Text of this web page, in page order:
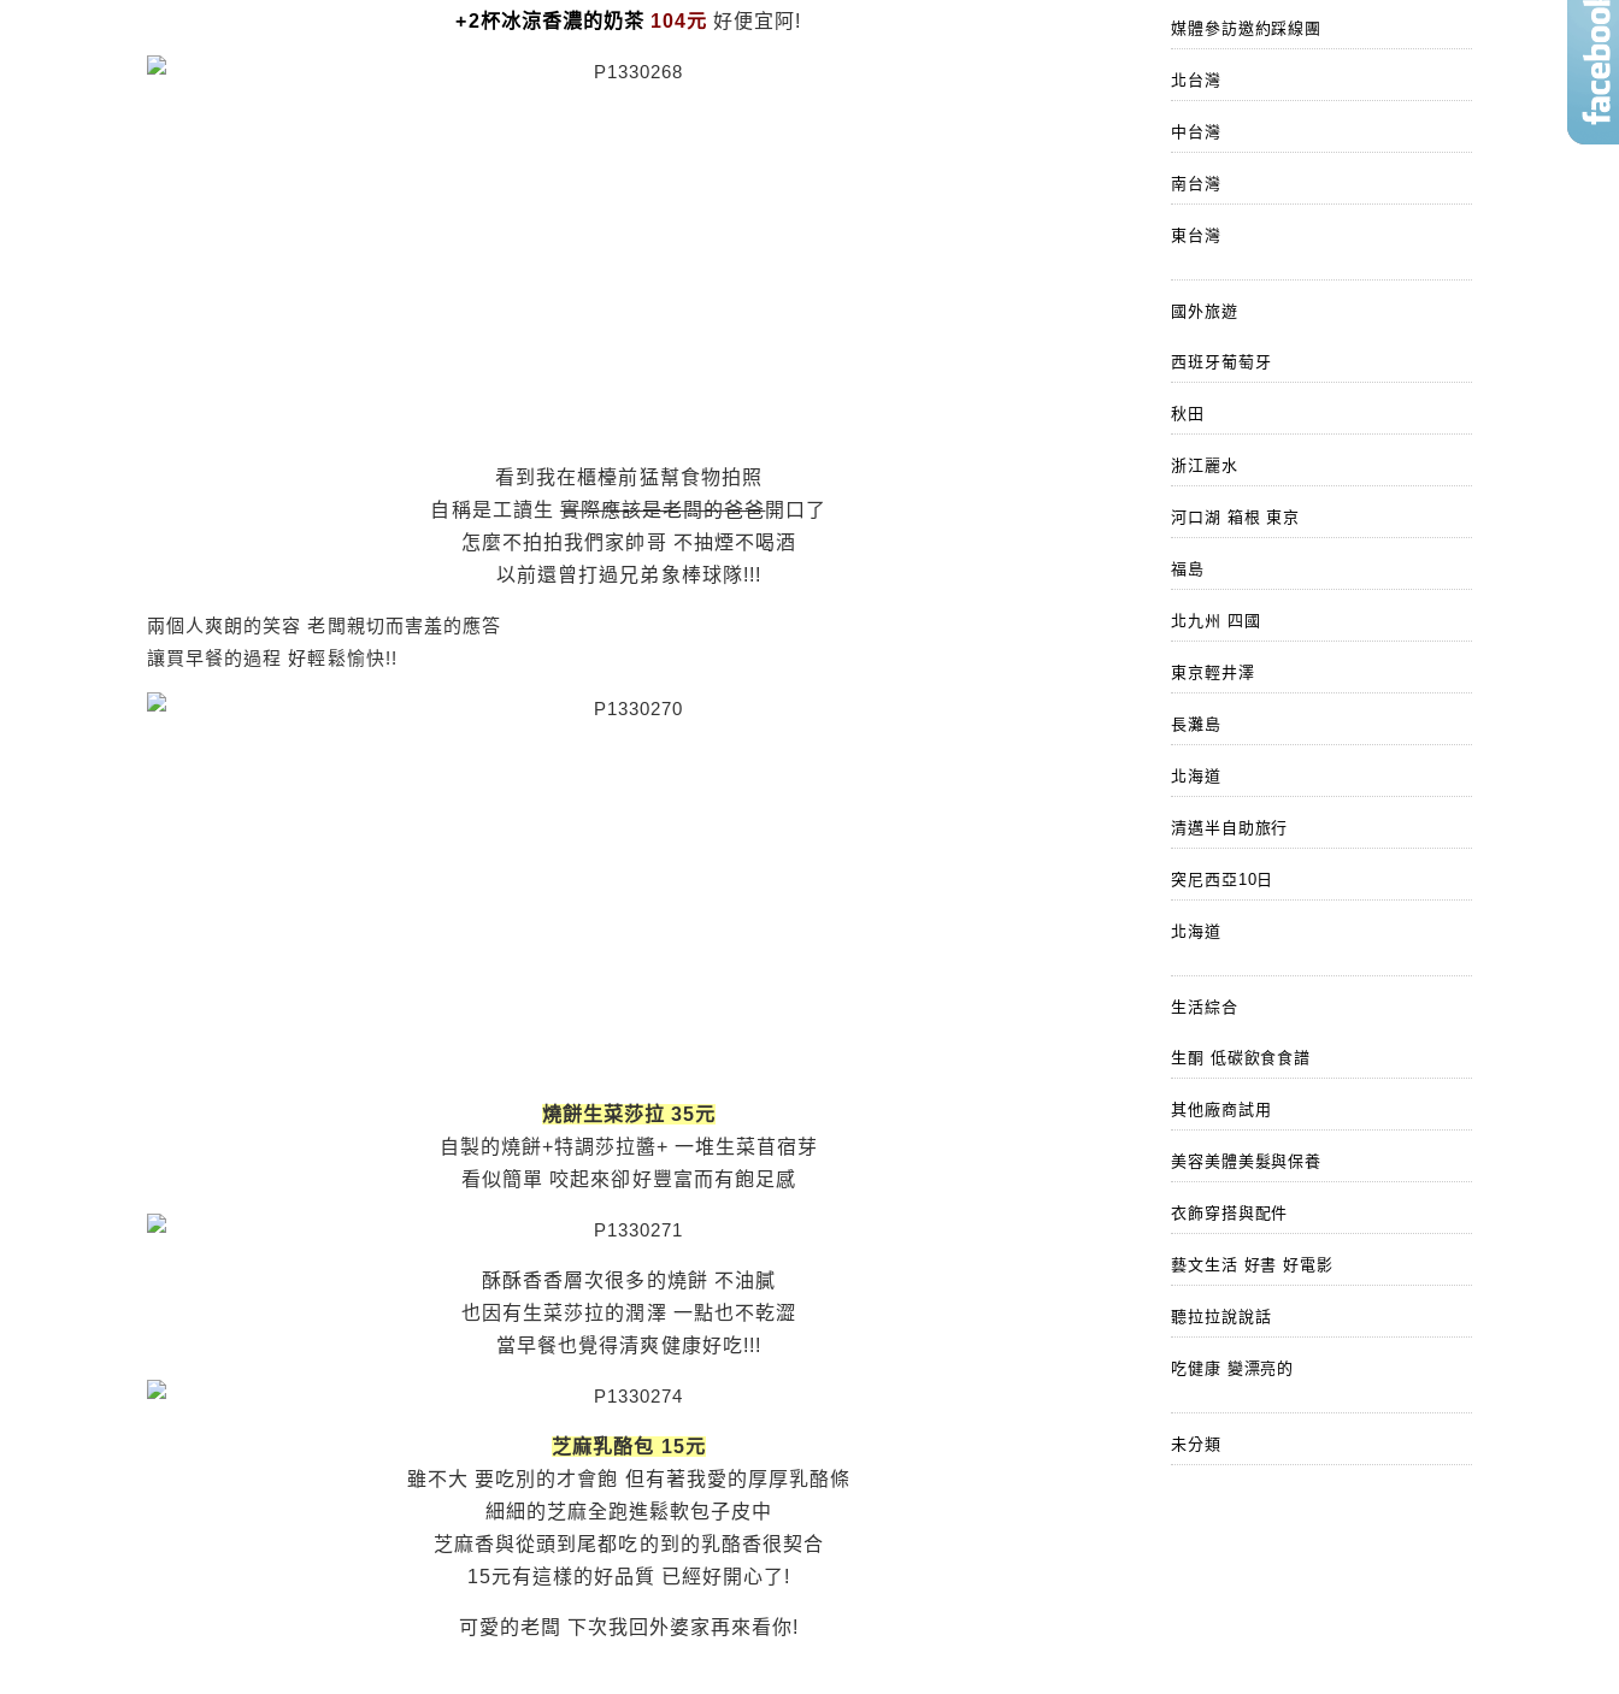
+2杯冰涼香濃的奶茶 104元 好便宜阿!
看到我在櫃檯前猛幫食物拍照
自稱是工讀生實際應該是老闆的爸爸開口了
怎麼不拍拍我們家帥哥 不抽煙不喝酒
以前還曾打過兄弟象棒球隊!!!
兩個人爽朗的笑容 老闆親切而害羞的應答
讓買早餐的過程 好輕鬆愉快!!
燒餅生菜莎拉 35元
自製的燒餅+特調莎拉醬+ 一堆生菜苜宿芽
看似簡單 咬起來卻好豐富而有飽足感
酥酥香香層次很多的燒餅 不油膩
也因有生菜莎拉的潤澤 一點也不乾澀
當早餐也覺得清爽健康好吃!!!
芝麻乳酪包 15元
雖不大 要吃別的才會飽 但有著我愛的厚厚乳酪條
細細的芝麻全跑進鬆軟包子皮中
芝麻香與從頭到尾都吃的到的乳酪香很契合
15元有這樣的好品質 已經好開心了!
可愛的老闆 下次我回外婆家再來看你!
媒體參訪邀約踩線團
北台灣
中台灣
南台灣
東台灣
國外旅遊
西班牙葡萄牙
秋田
浙江麗水
河口湖 箱根 東京
福島
北九州 四國
東京輕井澤
長灘島
北海道
清邁半自助旅行
突尼西亞10日
北海道
生活綜合
生酮 低碳飲食食譜
其他廠商試用
美容美體美髮與保養
衣飾穿搭與配件
藝文生活 好書 好電影
聽拉拉說說話
吃健康 變漂亮的
未分類